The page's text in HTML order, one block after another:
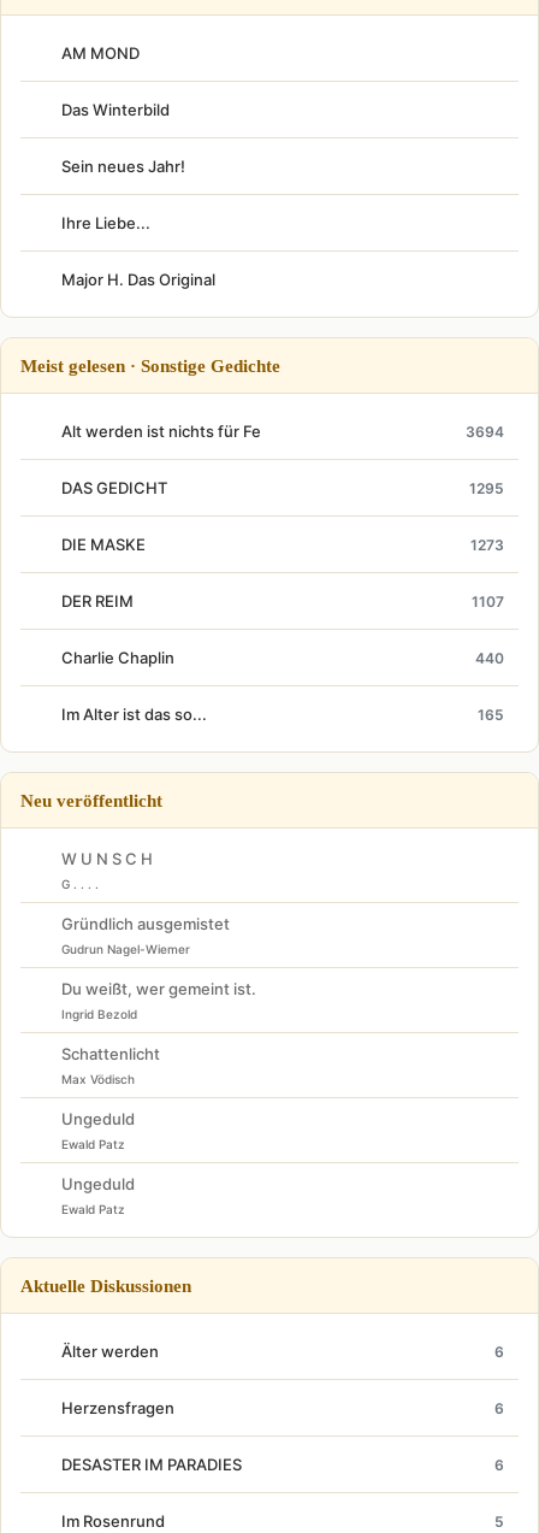
AM MOND
Das Winterbild
Sein neues Jahr!
Ihre Liebe...
Major H. Das Original
Meist gelesen · Sonstige Gedichte
Alt werden ist nichts für Fe 3694
DAS GEDICHT 1295
DIE MASKE 1273
DER REIM 1107
Charlie Chaplin 440
Im Alter ist das so... 165
Neu veröffentlicht
W U N S C H
G . . . .
Gründlich ausgemistet
Gudrun Nagel-Wiemer
Du weißt, wer gemeint ist.
Ingrid Bezold
Schattenlicht
Max Vödisch
Ungeduld
Ewald Patz
Ungeduld
Ewald Patz
Aktuelle Diskussionen
Älter werden 6
Herzensfragen 6
DESASTER IM PARADIES 6
Im Rosenrund 5